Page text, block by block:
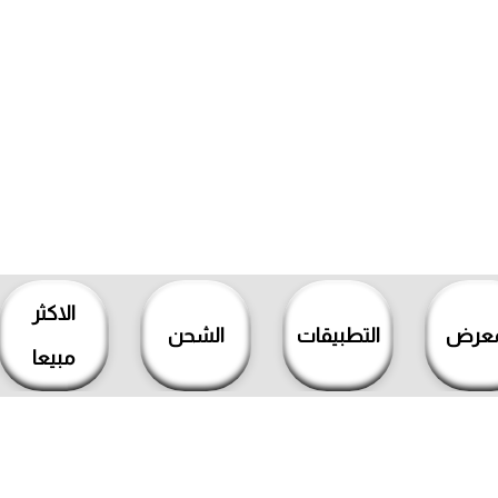
التطبيقات الشحن
الاكثر
مبيعا